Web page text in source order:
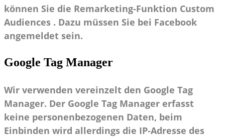
können Sie die Remarketing-Funktion Custom
Audiences . Dazu müssen Sie bei Facebook
angemeldet sein.
Google Tag Manager
Wir verwenden vereinzelt den Google Tag
Manager. Der Google Tag Manager erfasst
keine personenbezogenen Daten, beim
Einbinden wird allerdings die IP-Adresse des